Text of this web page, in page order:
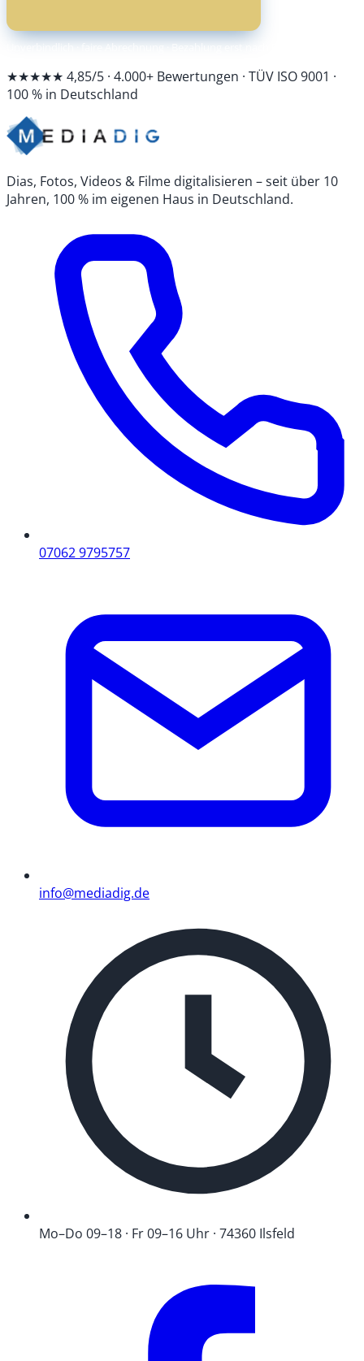
Unverbindlich · faire Abrechnung · Bezahlung erst nach Fertigstellung
★★★★★ 4,85/5 · 4.000+ Bewertungen · TÜV ISO 9001 ·
100 % in Deutschland
Dias, Fotos, Videos & Filme digitalisieren – seit über 10
Jahren, 100 % im eigenen Haus in Deutschland.
07062 9795757
info@mediadig.de
Mo–Do 09–18 · Fr 09–16 Uhr · 74360 Ilsfeld